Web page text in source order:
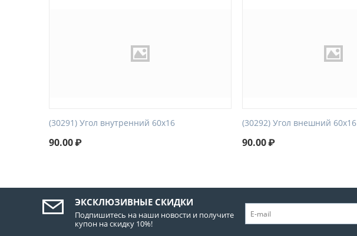
(30291) Угол внутренний 60х16
90.00₽
(30292) Угол внешний 60х16
90.00₽
ЭКСКЛЮЗИВНЫЕ СКИДКИ
Подпишитесь на наши новости и получите
купон на скидку 10%!